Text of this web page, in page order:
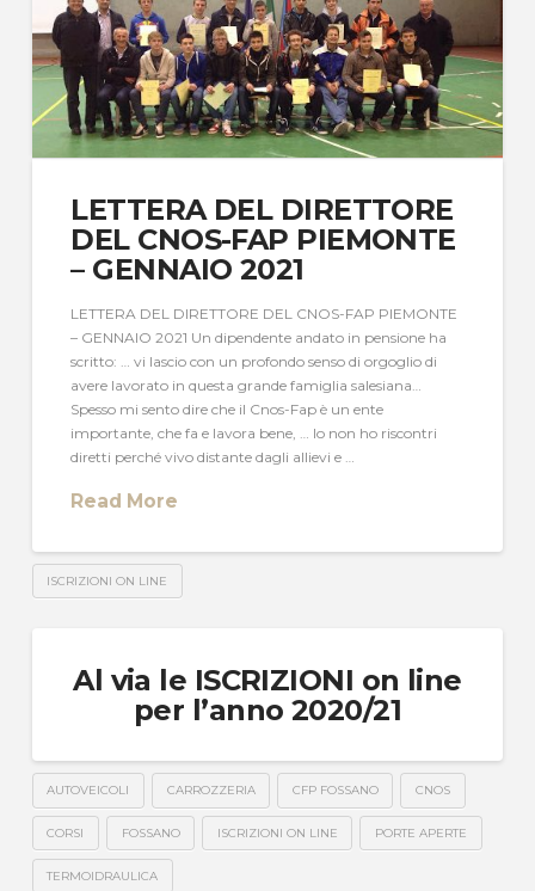
LETTERA DEL DIRETTORE
DEL CNOS-FAP PIEMONTE
– GENNAIO 2021
LETTERA DEL DIRETTORE DEL CNOS-FAP PIEMONTE
– GENNAIO 2021 Un dipendente andato in pensione ha
scritto: … vi lascio con un profondo senso di orgoglio di
avere lavorato in questa grande famiglia salesiana…
Spesso mi sento dire che il Cnos-Fap è un ente
importante, che fa e lavora bene, … Io non ho riscontri
diretti perché vivo distante dagli allievi e …
Read More
ISCRIZIONI ON LINE
Al via le ISCRIZIONI on line
per l’anno 2020/21
AUTOVEICOLI CARROZZERIA CFP FOSSANO CNOS
CORSI FOSSANO ISCRIZIONI ON LINE PORTE APERTE
TERMOIDRAULICA